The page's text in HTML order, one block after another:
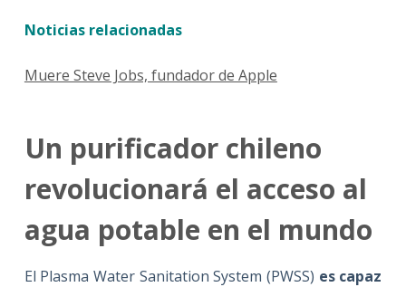
Noticias relacionadas
Muere Steve Jobs, fundador de Apple
Un purificador chileno
revolucionará el acceso al
agua potable en el mundo
El Plasma Water Sanitation System (PWSS) es capaz